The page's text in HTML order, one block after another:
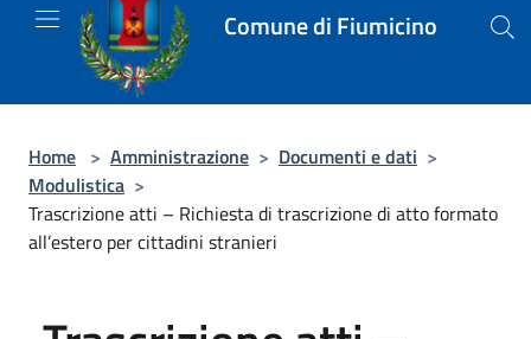
Comune di Fiumicino
Home > Amministrazione > Documenti e dati >
Modulistica >
Trascrizione atti – Richiesta di trascrizione di atto formato
all’estero per cittadini stranieri